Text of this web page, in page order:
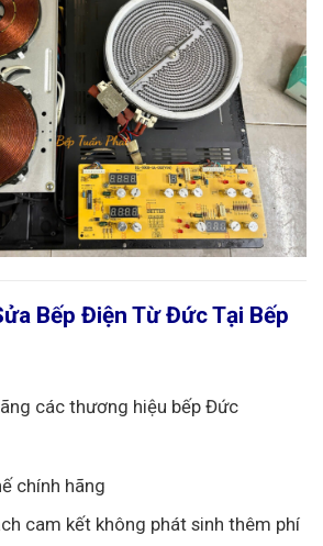
Bếp Điện Từ Đức Tại Bếp
các thương hiệu bếp Đức
chính hãng
cam kết không phát sinh thêm phí